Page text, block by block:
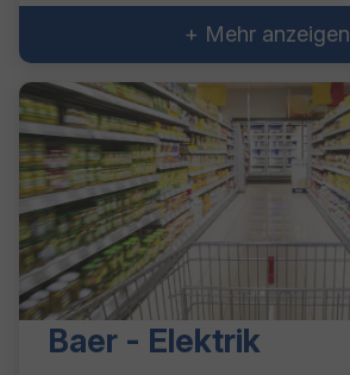
+ Mehr anzeigen
Baer - Elektrik